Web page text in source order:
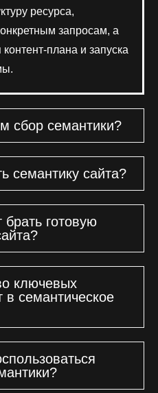
ресурса,
запросам, а
плана и запуска
сбор семантики?
семантику сайта?
готовую
ключевых
в семантическое